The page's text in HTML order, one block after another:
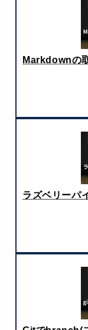
Markdownの
ラズベリーパ